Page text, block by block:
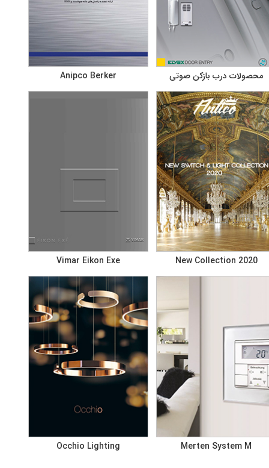
محصولات درب بازکن صوتی Anipco Berker
New Collection 2020
Vimar Eikon Exe
Merten System M
Occhio Lighting